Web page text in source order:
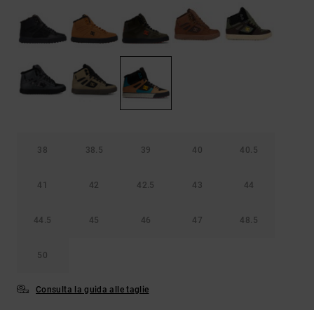
zaini
domande
accedi al
nostro
modulo di
contatto.
38 38.5 39 40 40.5
41 42 42.5 43 44
44.5 45 46 47 48.5
50
Consulta la guida alle taglie